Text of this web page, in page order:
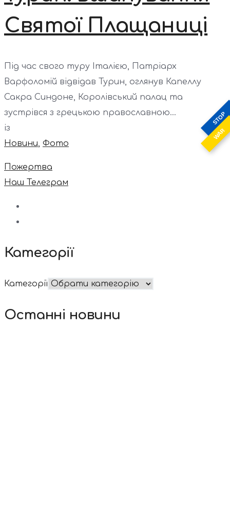
STOP
WAR
Святої Плащаниці
Під час свого туру Італією, Патріарх
Варфоломій відвідав Турин, оглянув Капеллу
Сакра Синдоне, Королівський палац та
зустрівся з грецькою православною...
із
Новини, Фото
Пожертва
Наш Телеграм
Категорії
Категорії
Останні новини